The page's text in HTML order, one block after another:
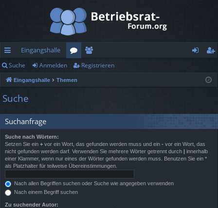
ch
ne
llz
ug
rif
f
Eingangshalle
or
en
itg
r
de
n
ist
re
n
Suche Anmelden Registrieren
Eingangshalle Themen
Suche
Suchanfrage
Suche nach Wörtern:
Setzen Sie ein + vor ein Wort, das gefunden werden muss und ein - vor ein Wort, das
nicht gefunden werden darf. Verwenden Sie mehrere Wörter getrennt durch | innerhalb
einer Klammer, wenn nur eines der Wörter gefunden werden muss. Benutzen Sie ein *
als Platzhalter für teilweise Übereinstimmungen.
Nach allen Begriffen suchen oder Suche wie angegeben verwenden
Nach einem Begriff suchen
Zu suchender Autor: